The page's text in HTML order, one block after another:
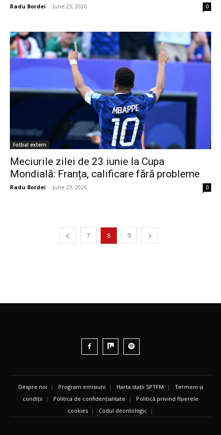
Radu Bordei - June 23, 2026 0
Fotbal extern
Meciurile zilei de 23 iunie la Cupa
Mondială: Franța, calificare fără probleme
Radu Bordei - June 23, 2026 0
7 8 9
Despre noi | Program emisiuni | Harta stații SPTFM | Termeni și
condiții | Politica de confidențialitate | Politică privind fișierele
cookies | Codul deontologic |